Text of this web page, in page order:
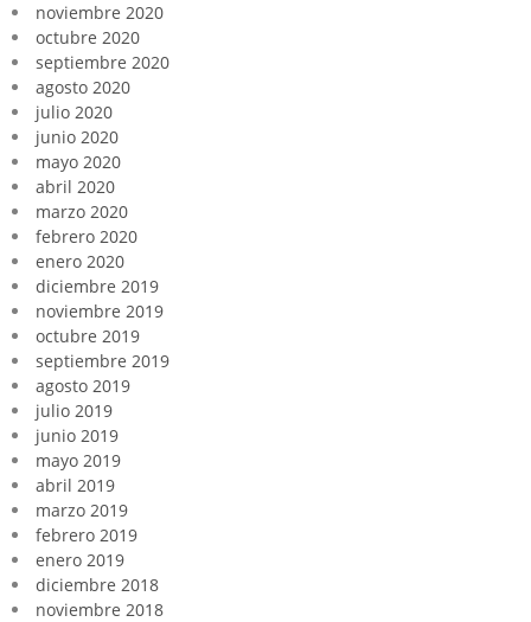
noviembre 2020
octubre 2020
septiembre 2020
agosto 2020
julio 2020
junio 2020
mayo 2020
abril 2020
marzo 2020
febrero 2020
enero 2020
diciembre 2019
noviembre 2019
octubre 2019
septiembre 2019
agosto 2019
julio 2019
junio 2019
mayo 2019
abril 2019
marzo 2019
febrero 2019
enero 2019
diciembre 2018
noviembre 2018